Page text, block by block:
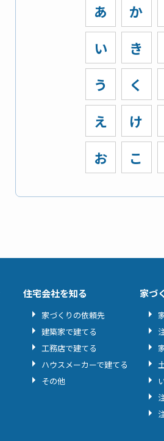
あ
い
う
え
お
か
き
く
け
こ
住宅会社を知る
家づくりの依頼先
建築家で建てる
工務店で建てる
ハウスメーカーで建てる
その他
家づ